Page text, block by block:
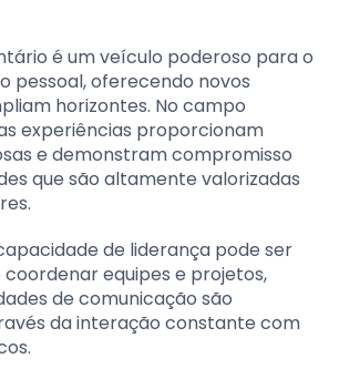
é um veículo poderoso para o
pessoal, oferecendo novos
horizontes. No campo
experiências proporcionam
e demonstram compromisso
que são altamente valorizadas
de liderança pode ser
equipes e projetos,
de comunicação são
da interação constante com